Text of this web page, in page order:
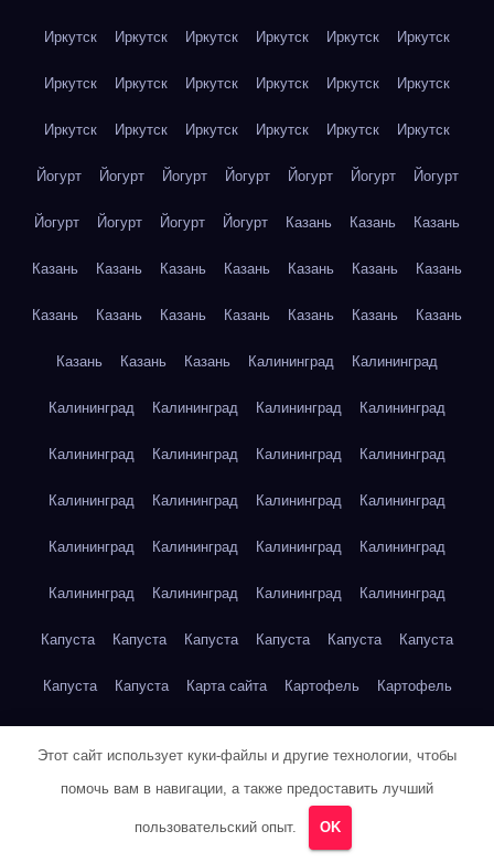
Иркутск Иркутск Иркутск Иркутск Иркутск Иркутск
Иркутск Иркутск Иркутск Иркутск Иркутск Иркутск
Иркутск Иркутск Иркутск Иркутск Иркутск Иркутск
Йогурт Йогурт Йогурт Йогурт Йогурт Йогурт Йогурт
Йогурт Йогурт Йогурт Йогурт Казань Казань Казань
Казань Казань Казань Казань Казань Казань Казань
Казань Казань Казань Казань Казань Казань Казань
Казань Казань Казань Калининград Калининград
Калининград Калининград Калининград Калининград
Калининград Калининград Калининград Калининград
Калининград Калининград Калининград Калининград
Калининград Калининград Калининград Калининград
Калининград Калининград Калининград Калининград
Капуста Капуста Капуста Капуста Капуста Капуста
Капуста Капуста Карта сайта Картофель Картофель
Кейптаун
Кейптаун Кейптаун Кейптаун
Этот сайт использует куки-файлы и другие технологии, чтобы
помочь вам в навигации, а также предоставить лучший
пользовательский опыт. OK